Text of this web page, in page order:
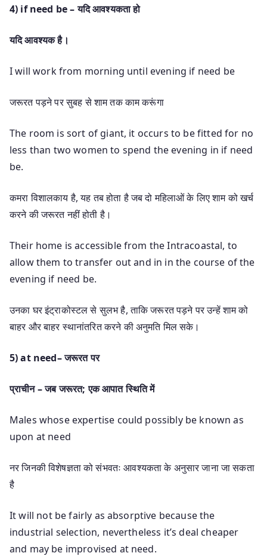
4) if need be– यदि आवश्यकता हो
यदि आवश्यक है।
I will work from morning until evening if need be
जरूरत पड़ने पर सुबह से शाम तक काम करूंगा
The room is sort of giant, it occurs to be fitted for no
less than two women to spend the evening in if need
be.
कमरा विशालकाय है, यह तब होता है जब दो महिलाओं के लिए शाम को खर्च
करने की जरूरत नहीं होती है।
Their home is accessible from the Intracoastal, to
allow them to transfer out and in in the course of the
evening if need be.
उनका घर इंट्राकोस्टल से सुलभ है, ताकि जरूरत पड़ने पर उन्हें शाम को
बाहर और बाहर स्थानांतरित करने की अनुमति मिल सके।
5) at need–जरूरत पर
प्राचीन–जब जरूरत;एक आपात स्थिति में
Males whose expertise could possibly be known as
upon at need
नर जिनकी विशेषज्ञता को संभवतः आवश्यकता के अनुसार जाना जा सकता
है
It will not be fairly as absorptive because the
industrial selection, nevertheless it’s deal cheaper
and may be improvised at need.